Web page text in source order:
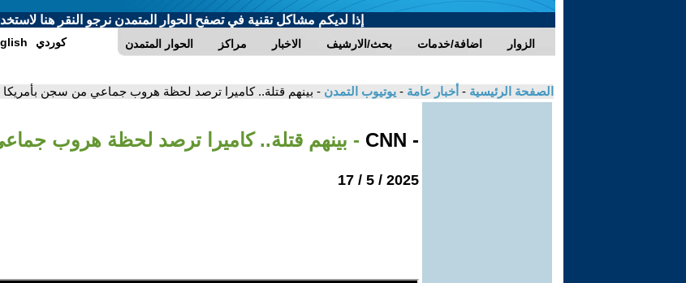
إذا لديكم مشاكل تقنية في تصفح الحوار المتمدن نرجو النقر هنا
الحوار المتمدن مراكز الاخبار بحث/الارشيف اضافة/خدمات الزوار كوردي
الصفحة الرئيسية - أخبار عامة - يوتيوب التمدن - بينهم قتلة.. كاميرا ترصد لحظة هروب جماعي من سجن بأمريكا
- CNN - بينهم قتلة.. كاميرا ترصد لحظة هروب
2025 / 5 / 17